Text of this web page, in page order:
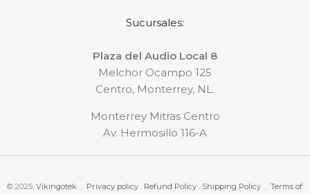
Sucursales:
Plaza del Audio Local 8
Melchor Ocampo 125
Centro, Monterrey, NL.
Monterrey Mitras Centro
Av. Hermosillo 116-A
© 2025, Vikingotek . Privacy policy . Refund Policy . Shipping Policy . Terms of